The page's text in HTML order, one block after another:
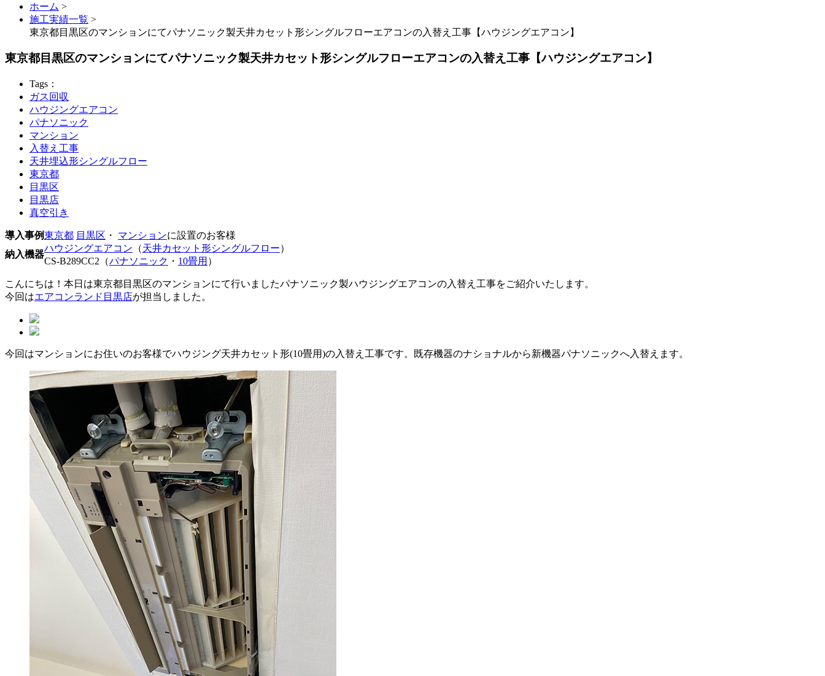
ホーム >
施工実績一覧 >
東京都目黒区のマンションにてパナソニック製天井カセット形シングルフローエアコンの入替え工事【ハウジングエアコン】
東京都目黒区のマンションにてパナソニック製天井カセット形シングルフローエアコンの入替え工事【ハウジングエアコン】
Tags：
ガス回収
ハウジングエアコン
パナソニック
マンション
入替え工事
天井埋込形シングルフロー
東京都
目黒区
目黒店
真空引き
導入事例東京都 目黒区 ・ マンションに設置のお客様
納入機器
ハウジングエアコン （天井カセット形シングルフロー）
CS-B289CC2（パナソニック ・ 10畳用 ）
こんにちは！本日は東京都目黒区のマンションにて行いましたパナソニック製ハウジングエアコンの入替え工事をご紹介いたします。
今回はエアコンランド目黒店が担当しました。
今回はマンションにお住いのお客様でハウジング天井カセット形(10畳用)の入替え工事です。既存機器のナショナルから新機器パナソニックへ入替えます。